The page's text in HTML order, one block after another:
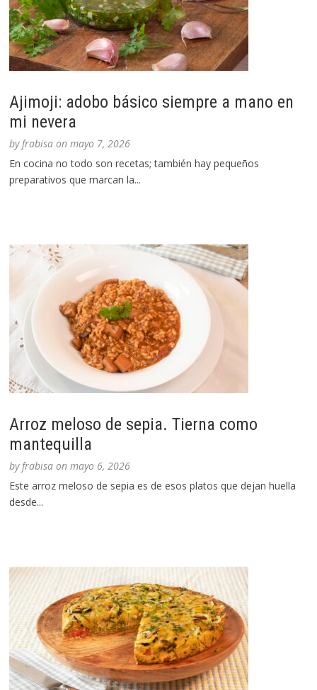
Ajimoji: adobo básico siempre a mano en
mi nevera
byfrabisa onmayo 7, 2026
En cocina no todo son recetas; también hay pequeños
preparativos que marcan la...
Arroz meloso de sepia. Tierna como
mantequilla
byfrabisa onmayo 6, 2026
Este arroz meloso de sepia es de esos platos que dejan huella
desde...